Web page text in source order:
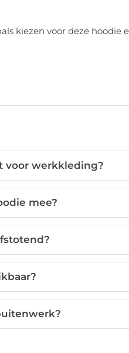
kiezen voor deze hoodie
voor werkkleding?
mee?